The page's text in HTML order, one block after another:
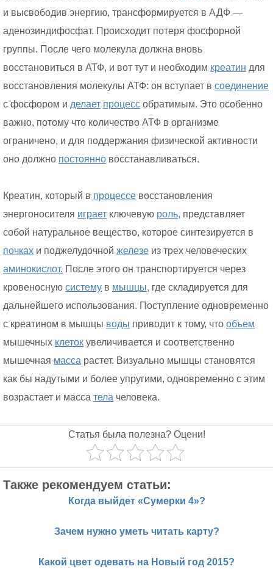
и высвободив энергию, трансформируется в АДФ —
аденозиндифосфат. Происходит потеря фосфорной
группы. После чего молекула должна вновь
восстановиться в АТФ, и вот тут и необходим креатин для
восстановления молекулы АТФ: он вступает в соединение
с фосфором и делает процесс обратимым. Это особенно
важно, потому что количество АТФ в организме
ограничено, и для поддержания физической активности
оно должно постоянно восстанавливаться.
Креатин, который в процессе восстановления
энергоносителя играет ключевую роль, представляет
собой натуральное вещество, которое синтезируется в
почках и поджелудочной железе из трех человеческих
аминокислот. После этого он транспортируется через
кровеносную систему в мышцы, где складируется для
дальнейшего использования. Поступление одновременно
с креатином в мышцы воды приводит к тому, что объем
мышечных клеток увеличивается и соответственно
мышечная масса растет. Визуально мышцы становятся
как бы надутыми и более упругими, одновременно с этим
возрастает и масса тела человека.
Статья была полезна? Оцени!
Также рекомендуем статьи:
Когда выйдет «Сумерки 4»?
Зачем нужно уметь читать карту?
Какой цвет одевать на Новый год 2015?